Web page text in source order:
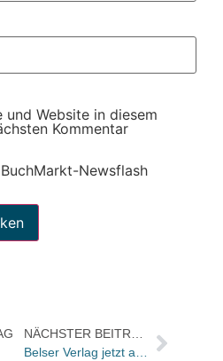
und Website in diesem
Kommentar
Newsflash
NÄCHSTER BEITRAG
Belser Verlag jetzt auch online